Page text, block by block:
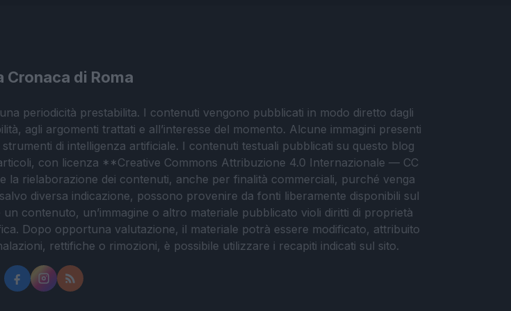
Cronaca di Roma
periodicità prestabilita. I contenuti vengono pubblicati in modo diretto dagli
agli argomenti trattati e all’interesse del momento. Alcune immagini presenti
di intelligenza artificiale. I contenuti testuali pubblicati su questo blog
con licenza **Creative Commons Attribuzione 4.0 Internazionale — CC
rielaborazione dei contenuti, anche per finalità commerciali, purché venga
diversa indicazione, possono provenire da fonti liberamente disponibili sul
contenuto, un’immagine o altro materiale pubblicato violi diritti di proprietà
Dopo opportuna valutazione, il materiale potrà essere modificato, attribuito
rettifiche o rimozioni, è possibile utilizzare i recapiti indicati sul sito.